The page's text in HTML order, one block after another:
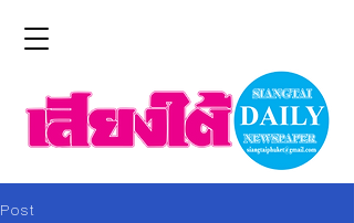
Post